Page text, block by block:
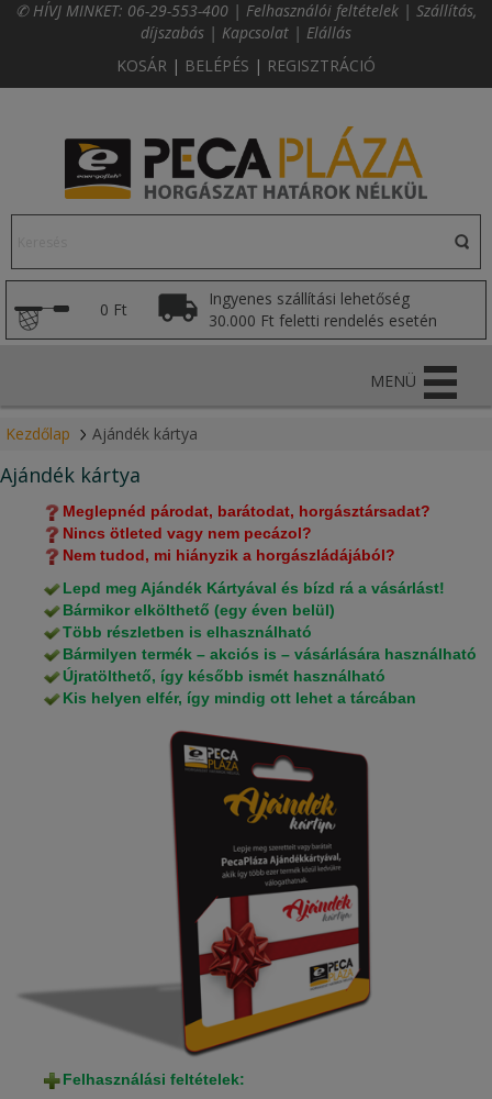
✆ HÍVJ MINKET: 06-29-553-400 | Felhasználói feltételek | Szállítás,
díjszabás | Kapcsolat | Elállás
KOSÁR | BELÉPÉS | REGISZTRÁCIÓ
0 Ft
Ingyenes szállítási lehetőség
30.000 Ft feletti rendelés esetén
MENÜ
Kezdőlap Ajándék kártya
Ajándék kártya
Meglepnéd párodat, barátodat, horgásztársadat?
Nincs ötleted vagy nem pecázol?
Nem tudod, mi hiányzik a horgászládájából?
Lepd meg Ajándék Kártyával és bízd rá a vásárlást!
Bármikor elkölthető (egy éven belül)
Több részletben is elhasználható
Bármilyen termék – akciós is – vásárlására használható
Újratölthető, így később ismét használható
Kis helyen elfér, így mindig ott lehet a tárcában
Felhasználási feltételek: